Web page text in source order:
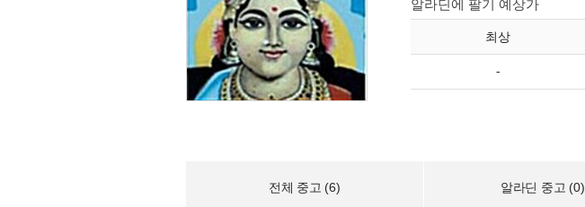
알라딘에 팔기 예상가
최상
-
전체 중고 (6) 알라딘 중고 (0)